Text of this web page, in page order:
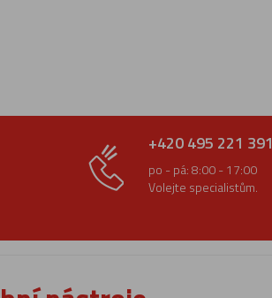
+420 495 221 391
po - pá: 8:00 - 17:00
Volejte specialistům.